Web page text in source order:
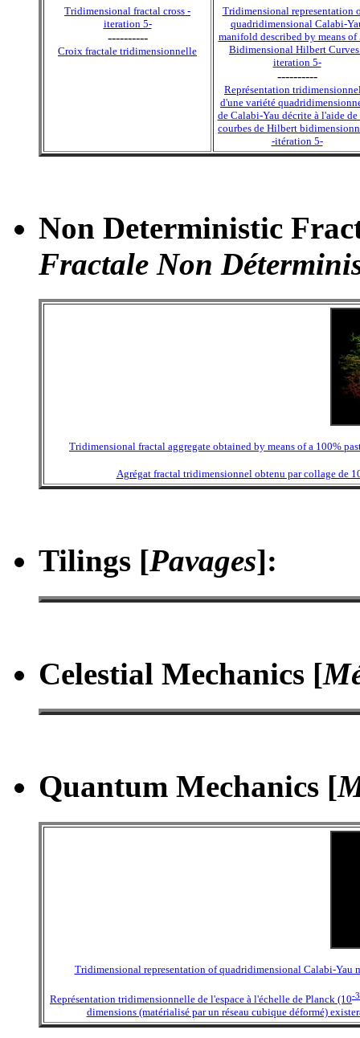
Tridimensional fractal cross -
iteration 5-
----------
Croix fractale tridimensionnelle
Tridimensional representation
quadridimensional Calabi-
manifold described by means of
Bidimensional Hilbert
iteration 5-
----------
Représentation
d'une variété
de Calabi-Yau décrite à l'aide
courbes de Hilbert
-itération 5-
Non Deterministic
Fractale Non
Tridimensional fractal aggregate obtained by means of a 100%
Agrégat fractal tridimensionnel obtenu par collage de
Tilings [Pavages]:
Celestial Mechanics [
Quantum Mechanics [
Tridimensional representation of quadridimensional Calabi-Yau
Représentation tridimensionnelle de l'espace à l'échelle de Planck (10-
dimensions (matérialisé par un réseau cubique déformé)